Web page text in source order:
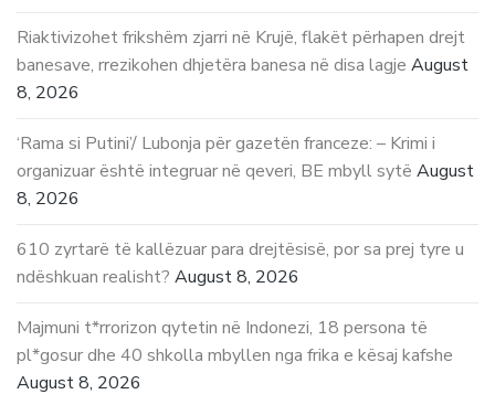
Riaktivizohet frikshëm zjarri në Krujë, flakët përhapen drejt
banesave, rrezikohen dhjetëra banesa në disa lagje August
8, 2026
‘Rama si Putini’/ Lubonja për gazetën franceze: – Krimi i
organizuar është integruar në qeveri, BE mbyll sytë August
8, 2026
610 zyrtarë të kallëzuar para drejtësisë, por sa prej tyre u
ndëshkuan realisht? August 8, 2026
Majmuni t*rrorizon qytetin në Indonezi, 18 persona të
pl*gosur dhe 40 shkolla mbyllen nga frika e kësaj kafshe
August 8, 2026